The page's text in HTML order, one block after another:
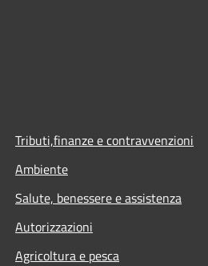
Tributi,finanze e contravvenzioni
Ambiente
Salute, benessere e assistenza
Autorizzazioni
Agricoltura e pesca